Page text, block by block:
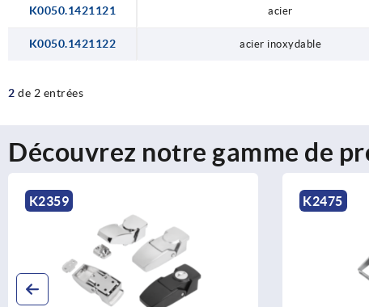
K0050.1421121 acier
K0050.1421122 acier inoxydable
2 de 2 entrées
Découvrez notre gamme de
K2359 K2475